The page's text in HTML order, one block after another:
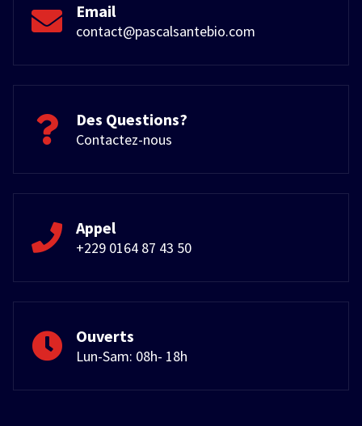
Email
contact@pascalsantebio.com
Des Questions?
Contactez-nous
Appel
+229 0164 87 43 50
Ouverts
Lun-Sam: 08h- 18h